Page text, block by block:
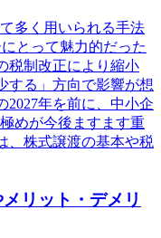
多く用いられる手法
とって魅力的だった
税制改正により縮小
する」方向で影響が想
2027年を前に、中小企
めが今後ますます重
、株式譲渡の基本や税
リット・デメリ